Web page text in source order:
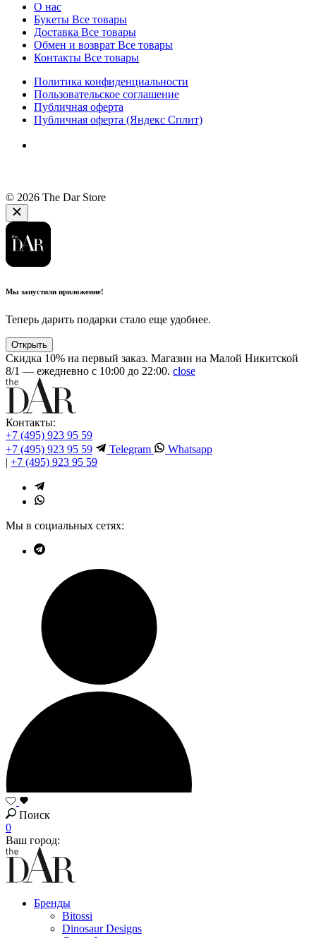
О нас
Букеты Все товары
Доставка Все товары
Обмен и возврат Все товары
Контакты Все товары
Политика конфиденциальности
Пользовательское соглашение
Публичная оферта
Публичная оферта (Яндекс Сплит)
© 2026 The Dar Store
Мы запустили приложение!
Теперь дарить подарки стало еще удобнее.
Открыть
Скидка 10% на первый заказ. Магазин на Малой Никитской
8/1 — ежедневно с 10:00 до 22:00. close
Контакты:
+7 (495) 923 95 59
+7 (495) 923 95 59
Telegram
Whatsapp
| +7 (495) 923 95 59
Мы в социальных сетях:
Поиск
0
Ваш город:
Бренды
Bitossi
Dinosaur Designs